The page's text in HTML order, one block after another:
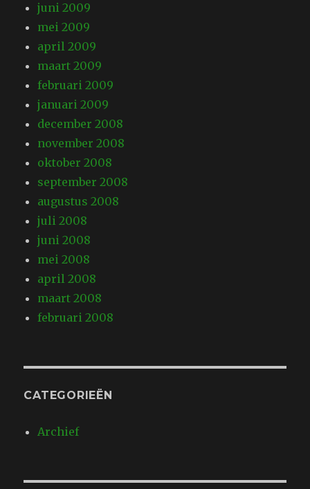
juni 2009
mei 2009
april 2009
maart 2009
februari 2009
januari 2009
december 2008
november 2008
oktober 2008
september 2008
augustus 2008
juli 2008
juni 2008
mei 2008
april 2008
maart 2008
februari 2008
CATEGORIEËN
Archief